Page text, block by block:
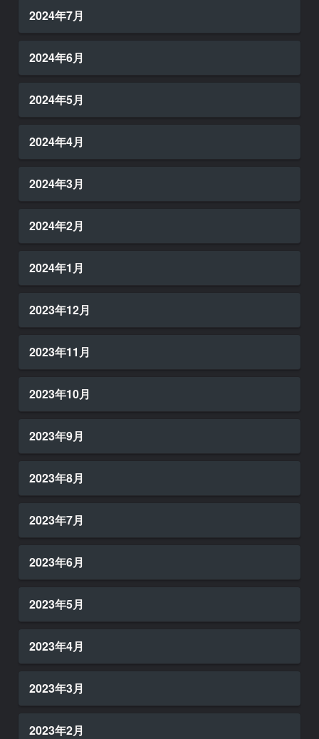
2024年7月
2024年6月
2024年5月
2024年4月
2024年3月
2024年2月
2024年1月
2023年12月
2023年11月
2023年10月
2023年9月
2023年8月
2023年7月
2023年6月
2023年5月
2023年4月
2023年3月
2023年2月